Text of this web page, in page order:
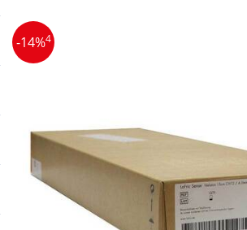
Aktuelle Coupons
Neuheiten
Arzneimittel
Diabetes
Körperpflege & Kosmetik
-14%4